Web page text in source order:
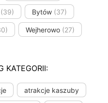
(39) Bytów (37)
Wejherowo (27)
KATEGORII:
atrakcje kaszuby